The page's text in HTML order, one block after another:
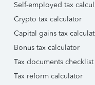
Self-employed tax
Crypto tax calculator
Capital gains tax
Bonus tax calculator
Tax documents checklist
Tax reform calculator